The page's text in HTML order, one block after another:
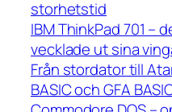
storhetstid
IBM ThinkPad 701 –
vecklade ut sina
Från stordator till
BASIC och GFA